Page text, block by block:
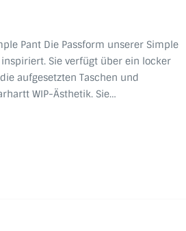
Pant Die Passform unserer Simple
Sie verfügt über ein locker
aufgesetzten Taschen und
WIP-Ästhetik. Sie…